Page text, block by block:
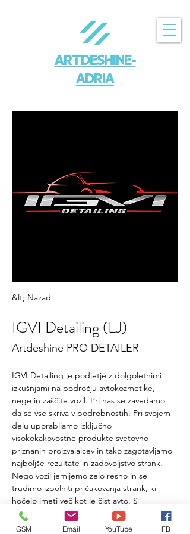
ARTDESHINE-
ADRIA
&lt; Nazad
IGVI Detailing (LJ)
Artdeshine PRO DETAILER
IGVI Detailing je podjetje z dolgoletnimi
izkušnjami na področju avtokozmetike,
nege in zaščite vozil. Pri nas se zavedamo,
da se vse skriva v podrobnostih. Pri svojem
delu uporabljamo izključno
visokokakovostne produkte svetovno
priznanih proizvajalcev in tako zagotavljamo
najboljše rezultate in zadovoljstvo strank.
Nego vozil jemljemo zelo resno in se
trudimo izpolniti pričakovanja strank, ki
hočejo imeti več kot le čist avto. S
čiščenjem, poliranjem in zaščitnimi premazi
poskrbimo, da je vaš jekleni konjiček videti
GSM Email YouTube FB